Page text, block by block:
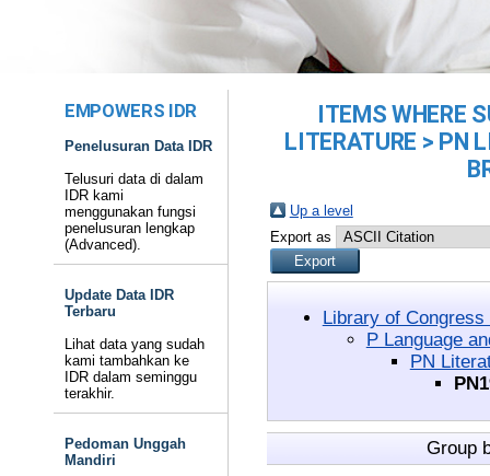
EMPOWERS IDR
Penelusuran Data IDR
Telusuri data di dalam
IDR kami
menggunakan fungsi
penelusuran lengkap
(Advanced).
Update Data IDR
Terbaru
Lihat data yang sudah
kami tambahkan ke
IDR dalam seminggu
terakhir.
Pedoman Unggah
Mandiri
ITEMS WHERE
LITERATURE > PN
Up a level
Export as
Library of
P Language
PN
Group